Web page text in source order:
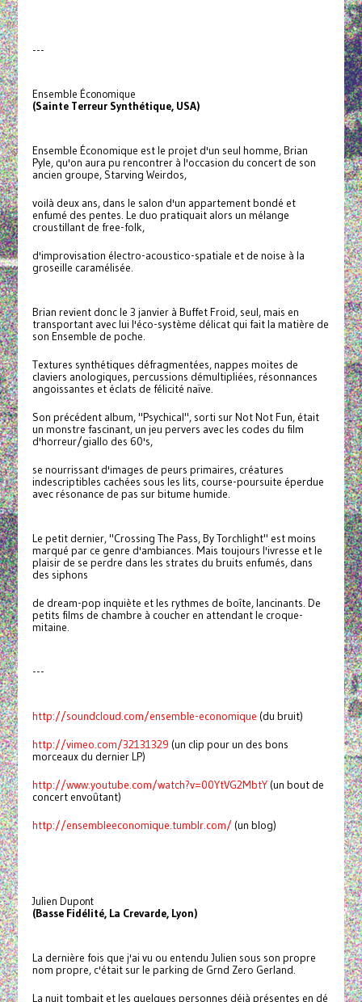
---
Ensemble Économique
(Sainte Terreur Synthétique, USA)
Ensemble Économique est le projet d'un seul homme, Brian
Pyle, qu'on aura pu rencontrer à l'occasion du concert de son
ancien groupe, Starving Weirdos,
voilà deux ans, dans le salon d'un appartement bondé et
enfumé des pentes. Le duo pratiquait alors un mélange
croustillant de free-folk,
d'improvisation électro-acoustico-spatiale et de noise à la
groseille caramélisée.
Brian revient donc le 3 janvier à Buffet Froid, seul, mais en
transportant avec lui l'éco-système délicat qui fait la matière de
son Ensemble de poche.
Textures synthétiques défragmentées, nappes moites de
claviers anologiques, percussions démultipliées, résonnances
angoissantes et éclats de félicité naïve.
Son précédent album, "Psychical", sorti sur Not Not Fun, était
un monstre fascinant, un jeu pervers avec les codes du film
d'horreur/giallo des 60's,
se nourrissant d'images de peurs primaires, créatures
indescriptibles cachées sous les lits, course-poursuite éperdue
avec résonance de pas sur bitume humide.
Le petit dernier, "Crossing The Pass, By Torchlight" est moins
marqué par ce genre d'ambiances. Mais toujours l'ivresse et le
plaisir de se perdre dans les strates du bruits enfumés, dans
des siphons
de dream-pop inquiète et les rythmes de boîte, lancinants. De
petits films de chambre à coucher en attendant le croque-
mitaine.
---
http://soundcloud.com/ensemble-economique (du bruit)
http://vimeo.com/32131329 (un clip pour un des bons
morceaux du dernier LP)
http://www.youtube.com/watch?v=00YtVG2MbtY(un bout de
concert envoûtant)
http://ensembleeconomique.tumblr.com/ (un blog)
Julien Dupont
(Basse Fidélité, La Crevarde, Lyon)
La dernière fois que j'ai vu ou entendu Julien sous son propre
nom propre, c'était sur le parking de Grnd Zero Gerland.
La nuit tombait et les quelques personnes déjà présentes en dé